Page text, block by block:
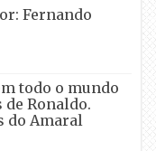
Fernando
todo o mundo
de Ronaldo.
do Amaral